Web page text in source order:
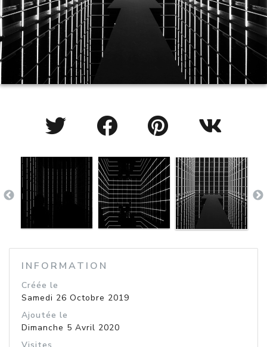
INFORMATION
Créée le
Samedi 26 Octobre 2019
Ajoutée le
Dimanche 5 Avril 2020